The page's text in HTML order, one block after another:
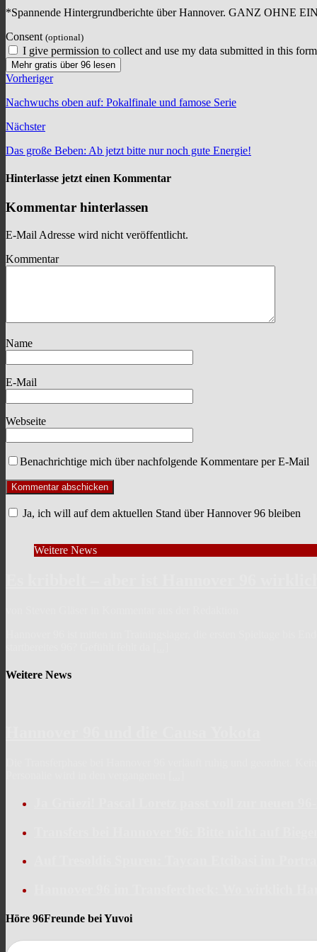
*Spannende Hintergrundberichte über Hannover. GANZ OHNE
Consent (optional)
I give permission to collect and use my data submitted in this
Mehr gratis über 96 lesen
Vorheriger
Nachwuchs oben auf: Pokalfinale und famose Serie
Nächster
Das große Beben: Ab jetzt bitte nur noch gute Energie!
Hinterlasse jetzt einen Kommentar
Kommentar hinterlassen
E-Mail Adresse wird nicht veröffentlicht.
Kommentar
Name
E-Mail
Webseite
Benachrichtige mich über nachfolgende Kommentare per E-Mail
Ja, ich will auf dem aktuellen Stand über Hannover 96 bleiben
Weitere News
Weitere News
Höre 96Freunde bei Yuvoi